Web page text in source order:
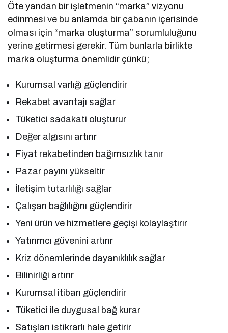
Öte yandan bir işletmenin “marka” vizyonu
edinmesi ve bu anlamda bir çabanın içerisinde
olması için “marka oluşturma” sorumluluğunu
yerine getirmesi gerekir. Tüm bunlarla birlikte
marka oluşturma önemlidir çünkü;
Kurumsal varlığı güçlendirir
Rekabet avantajı sağlar
Tüketici sadakati oluşturur
Değer algısını artırır
Fiyat rekabetinden bağımsızlık tanır
Pazar payını yükseltir
İletişim tutarlılığı sağlar
Çalışan bağlılığını güçlendirir
Yeni ürün ve hizmetlere geçişi kolaylaştırır
Yatırımcı güvenini artırır
Kriz dönemlerinde dayanıklılık sağlar
Bilinirliği artırır
Kurumsal itibarı güçlendirir
Tüketici ile duygusal bağ kurar
Satışları istikrarlı hale getirir